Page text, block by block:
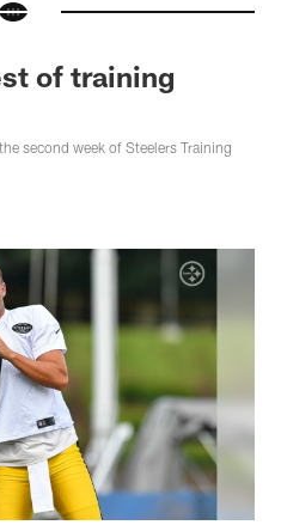
of training
second week of Steelers Training